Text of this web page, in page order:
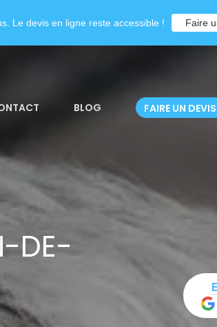
BLOG FAIRE UN DEVIS
DE-
Le devis en ligne reste accessible ! Faire